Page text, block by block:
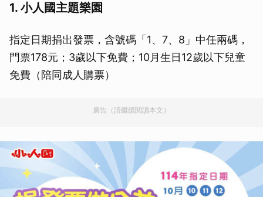
1. 小人國主題樂園
指定日期捐出發票，含號碼「1、7、8」中任兩碼，
門票178元；3歲以下免費；10月生日12歲以下兒童
免費（陪同成人購票）
廣告（請繼續閱讀本文）